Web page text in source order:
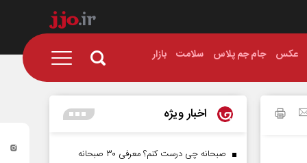
عکس جام جم پلاس سلامت بازار
اخبار ویژه
صبحانه چی درست کنم؟ معرفی ۳۰ صبحانه